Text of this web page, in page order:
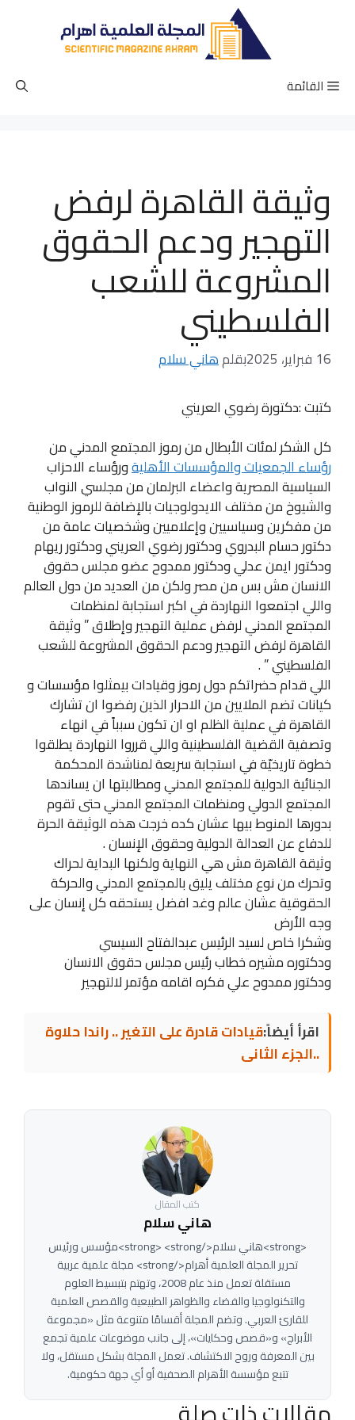
القائمة
وثيقة القاهرة لرفض
التهجير ودعم الحقوق
المشروعة للشعب
الفلسطيني
16 فبراير، 2025 بقلمهاني سلام
كتبت :دكتورة رضوي العريني
كل الشكر لمئات الأبطال من رموز المجتمع المدني من
رؤساء الجمعيات والمؤسسات الأهليةورؤساء الاحزاب
السياسية المصرية واعضاء البرلمان من مجلسي النواب
والشيوخ من مختلف الايدولوجيات بالإضافة للرموز الوطنية
من مفكرين وسياسيين وإعلاميين وشخصيات عامة من
دكتور حسام البدروي ودكتور رضوي العريني ودكتور ريهام
ودكتور ايمن عدلي ودكتور ممدوح عضو مجلس حقوق
الانسان مش بس من مصر ولكن من العديد من دول العالم
واللي اجتمعوا النهاردة في اكبر استجابة لمنظمات
المجتمع المدني لرفض عملية التهجير وإطلاق ” وثيقة
القاهرة لرفض التهجير ودعم الحقوق المشروعة للشعب
الفلسطيني ” .
اللي قدام حضراتكم دول رموز وقيادات بيمثلوا مؤسسات و
كيانات تضم الملايين من الاحرار الذين رفضوا ان تشارك
القاهرة في عملية الظلم او ان تكون سبباً في انهاء
وتصفية القضية الفلسطينية واللي قرروا النهاردة يطلقوا
خطوة تاريخيّة في استجابة سريعة لمناشدة المحكمة
الجنائية الدولية للمجتمع المدني ومطالبتها ان يساندها
المجتمع الدولي ومنظمات المجتمع المدني حتى تقوم
بدورها المنوط بيها عشان كده خرجت هذه الوثيقة الحرة
للدفاع عن العدالة الدولية وحقوق الإنسان .
وثيقة القاهرة مش هي النهاية ولكنها البداية لحراك
وتحرك من نوع مختلف يليق بالمجتمع المدني والحركة
الحقوقية عشان عالم وغد افضل يستحقه كل إنسان على
وجه الأرض
وشكرا خاص لسيد الرئيس عبدالفتاح السيسي
ودكتوره مشيره خطاب رئيس مجلس حقوق الانسان
ودكتور ممدوح علي فكره اقامه مؤتمر لالتهجير
اقرأ أيضاً:قيادات قادرة على التغير .. راندا حلاوة
..الجزء الثانى
كتب المقال
هاني سلام
<strong>هاني سلام</strong> <strong>مؤسس ورئيس
تحرير المجلة العلمية أهرام</strong> مجلة علمية عربية
مستقلة تعمل منذ عام 2008، وتهتم بتبسيط العلوم
والتكنولوجيا والفضاء والظواهر الطبيعية والقصص العلمية
للقارئ العربي. وتضم المجلة أقسامًا متنوعة مثل «مجموعة
الأبراج» و«قصص وحكايات»، إلى جانب موضوعات علمية تجمع
بين المعرفة وروح الاكتشاف. تعمل المجلة بشكل مستقل، ولا
تتبع مؤسسة الأهرام الصحفية أو أي جهة حكومية.